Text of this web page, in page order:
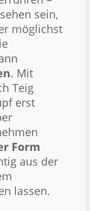
sein,
möglichst
. Mit
Teig
erst
Form
aus der
lassen.